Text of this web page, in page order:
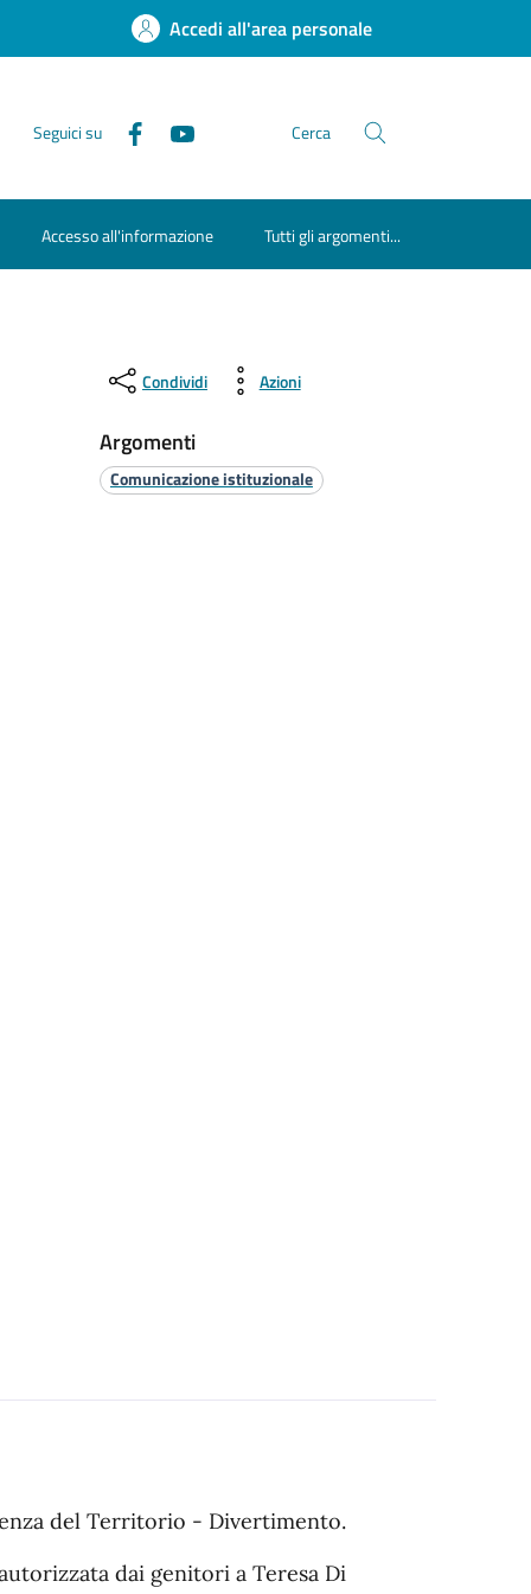
Accedi all'area personale
Seguici su Cerca
Accesso all'informazione Tutti gli argomenti...
Condividi Azioni
Argomenti
Comunicazione istituzionale
del Territorio - Divertimento.
dai genitori a Teresa Di